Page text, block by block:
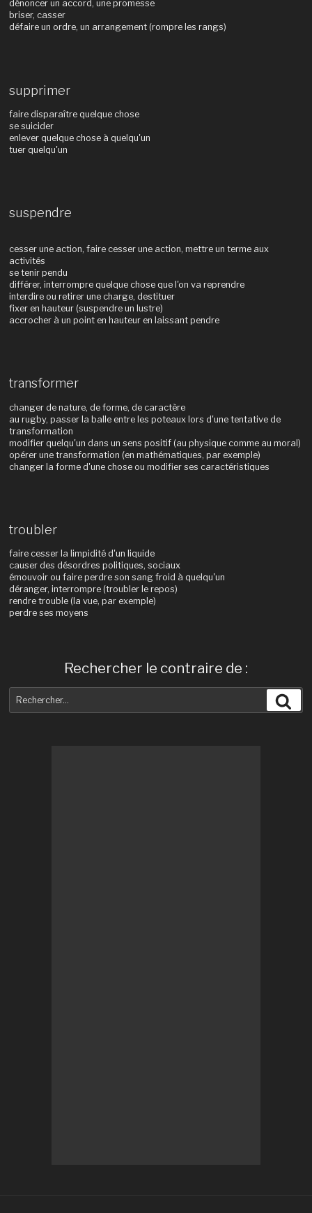
dénoncer un accord, une promesse
briser, casser
défaire un ordre, un arrangement (rompre les rangs)
supprimer
faire disparaître quelque chose
se suicider
enlever quelque chose à quelqu'un
tuer quelqu'un
suspendre
cesser une action, faire cesser une action, mettre un terme aux
activités
se tenir pendu
différer, interrompre quelque chose que l'on va reprendre
interdire ou retirer une charge, destituer
fixer en hauteur (suspendre un lustre)
accrocher à un point en hauteur en laissant pendre
transformer
changer de nature, de forme, de caractère
au rugby, passer la balle entre les poteaux lors d'une tentative de
transformation
modifier quelqu'un dans un sens positif (au physique comme au moral)
opérer une transformation (en mathématiques, par exemple)
changer la forme d'une chose ou modifier ses caractéristiques
troubler
faire cesser la limpidité d'un liquide
causer des désordres politiques, sociaux
émouvoir ou faire perdre son sang froid à quelqu'un
déranger, interrompre (troubler le repos)
rendre trouble (la vue, par exemple)
perdre ses moyens
Rechercher le contraire de :
pour